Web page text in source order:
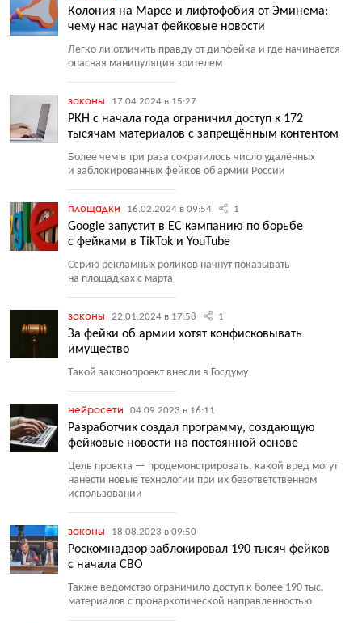
Колония на Марсе и лифтофобия от Эминема:
чему нас научат фейковые новости
Легко ли отличить правду от дипфейка и где начинается
опасная манипуляция зрителем
законы 17.04.2024 в 15:27
РКН с начала года ограничил доступ к 172
тысячам материалов с запрещённым контентом
Более чем в три раза сократилось число удалённых
и заблокированных фейков об армии России
площадки 16.02.2024 в 09:54 1
Google запустит в ЕС кампанию по борьбе
с фейками в TikTok и YouTube
Серию рекламных роликов начнут показывать
на площадках с марта
законы 22.01.2024 в 17:58 1
За фейки об армии хотят конфисковывать
имущество
Такой законопроект внесли в Госдуму
нейросети 04.09.2023 в 16:11
Разработчик создал программу, создающую
фейковые новости на постоянной основе
Цель проекта — продемонстрировать, какой вред могут
нанести новые технологии при их безответственном
использовании
законы 18.08.2023 в 09:50
Роскомнадзор заблокировал 190 тысяч фейков
с начала СВО
Также ведомство ограничило доступ к более 190 тыс.
материалов с пронаркотической направленностью